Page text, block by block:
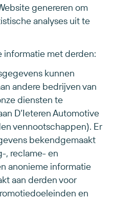
genereren om
analyses uit te
informatie met derden:
kunnen
andere bedrijven van
diensten te
D’Ieteren Automotive
vennootschappen). Er
bekendgemaakt
, reclame- en
anonieme informatie
aan derden voor
en